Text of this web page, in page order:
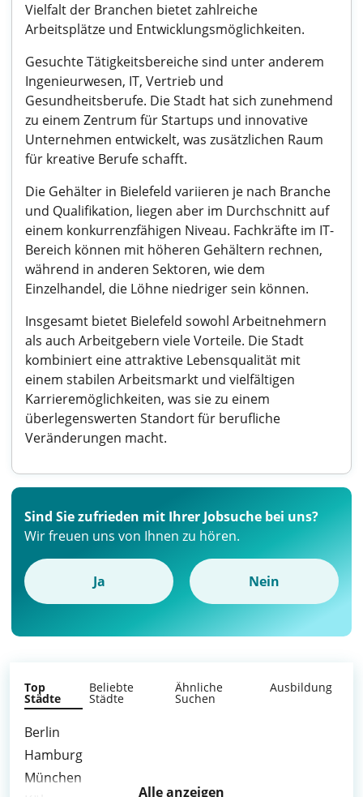
Vielfalt der Branchen bietet zahlreiche
Arbeitsplätze und Entwicklungsmöglichkeiten.
Gesuchte Tätigkeitsbereiche sind unter anderem
Ingenieurwesen, IT, Vertrieb und
Gesundheitsberufe. Die Stadt hat sich zunehmend
zu einem Zentrum für Startups und innovative
Unternehmen entwickelt, was zusätzlichen Raum
für kreative Berufe schafft.
Die Gehälter in Bielefeld variieren je nach Branche
und Qualifikation, liegen aber im Durchschnitt auf
einem konkurrenzfähigen Niveau. Fachkräfte im IT-
Bereich können mit höheren Gehältern rechnen,
während in anderen Sektoren, wie dem
Einzelhandel, die Löhne niedriger sein können.
Insgesamt bietet Bielefeld sowohl Arbeitnehmern
als auch Arbeitgebern viele Vorteile. Die Stadt
kombiniert eine attraktive Lebensqualität mit
einem stabilen Arbeitsmarkt und vielfältigen
Karrieremöglichkeiten, was sie zu einem
überlegenswerten Standort für berufliche
Veränderungen macht.
Sind Sie zufrieden mit Ihrer Jobsuche bei uns?
Wir freuen uns von Ihnen zu hören.
Ja Nein
Top
Städte
Beliebte
Städte
Ähnliche
Suchen
Ausbildung
Berlin
Hamburg
München
Alle anzeigen